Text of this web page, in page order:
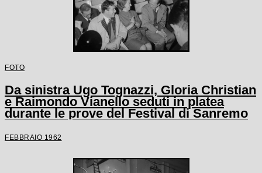
FOTO
Da sinistra Ugo Tognazzi, Gloria Christian
e Raimondo Vianello seduti in platea
durante le prove del Festival di Sanremo
FEBBRAIO 1962